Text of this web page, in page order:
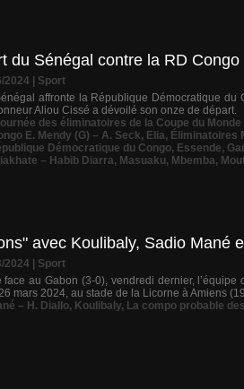
du Sénégal contre la RD Congo
2024
Sport
affronte la République Démocratique
Aliou Cissé a dévoilé son onze de
des éliminatoires de la Coupe du
E. Mendy (G) – A. Seck, Elia, Éliminatoires
Démocratique du Congo, Essende,
– Habib Diarra, Masuaku, Mbemba,
avec Koulibaly, Sadio Mané
2024
Sport
au Gabon (3-0), vendredi dernier,
mars 2024, au stade de la Licorne à Amiens
– H. Diallo, Koulibaly, La compo probable